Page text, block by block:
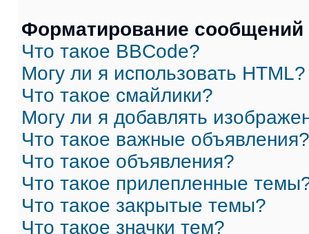
Форматирование
Что такое BBCode?
Могу ли я использовать HTML?
Что такое смайлики?
Могу ли я добавлять
Что такое важные объявления?
Что такое объявления?
Что такое прилепленные
Что такое закрытые темы?
Что такое значки тем?